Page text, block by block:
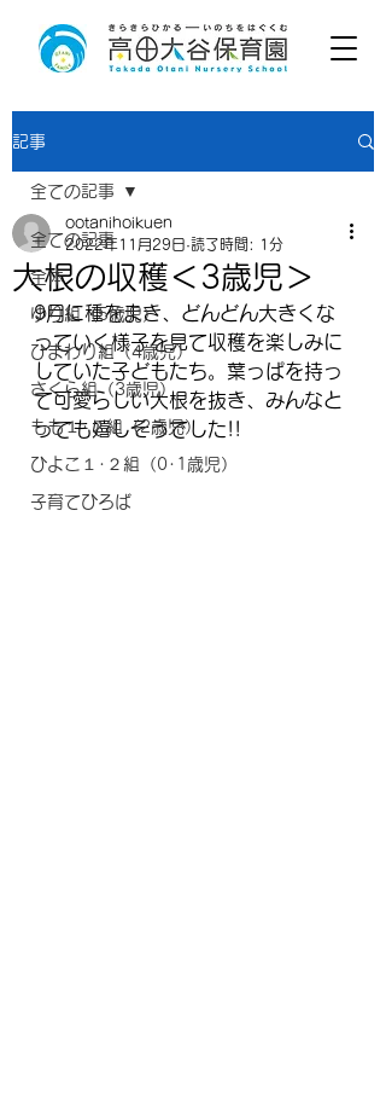
記事
全ての記事
全体
ゆり組（5歳児）
ひまわり組（4歳児）
さくら組（3歳児）
もも１･２組（2歳児）
ひよこ１･２組（0･1歳児）
子育てひろば
全ての記事
大根の収穫＜3歳児＞
ootanihoikuen
2022年11月29日 読了時間: 1分
9月に種をまき、どんどん大きくな
っていく様子を見て収穫を楽しみに
していた子どもたち。葉っぱを持っ
て可愛らしい大根を抜き、みんなと
っても嬉しそうでした!!